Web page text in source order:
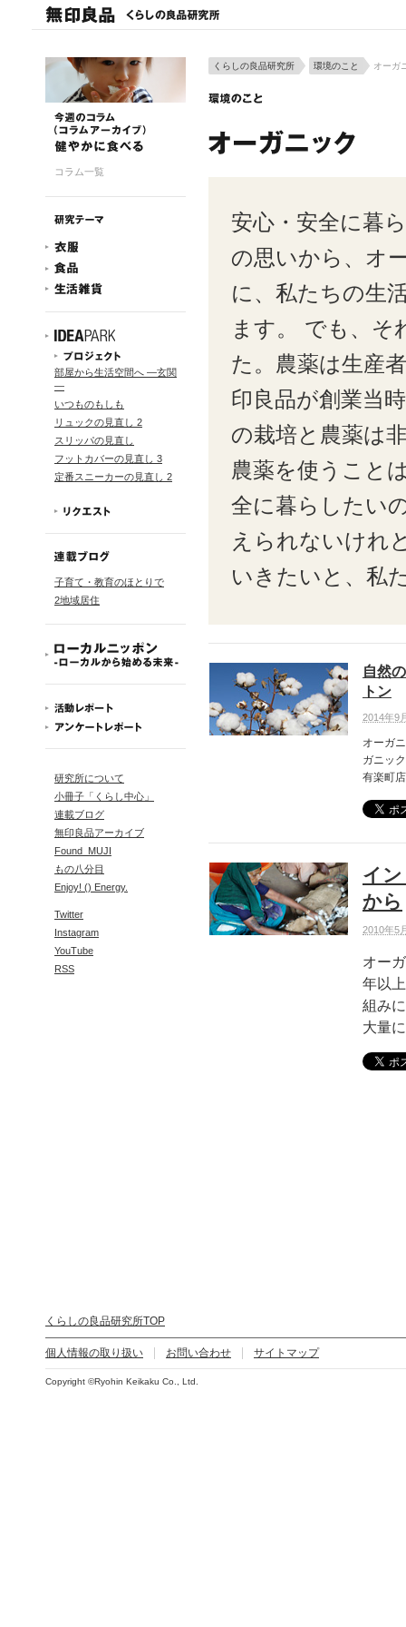
コラム一覧
部屋から生活空間へ ―玄関
―
いつものもしも
リュックの見直し 2
スリッパの見直し
フットカバーの見直し 3
定番スニーカーの見直し 2
子育て・教育のほとりで
2地域居住
研究所について
小冊子「くらし中心」
連載ブログ
無印良品アーカイブ
Found_MUJI
もの八分目
Enjoy! () Energy.
Twitter
Instagram
YouTube
RSS
くらしの良品研究所 環境のこと オーガ
安心・安全に暮
の思いから、オ
に、私たちの生
ます。 でも、そ
た。農薬は生産
印良品が創業当
の栽培と農薬は
農薬を使うこと
全に暮らしたい
えられないけれ
いきたいと、私
自然
トン
2014年9
オーガ
ガニッ
有楽町
イ
から
2010年5
オー
年以
組み
大量
くらしの良品研究所TOP
個人情報の取り扱い お問い合わせ サイトマップ
Copyright ©Ryohin Keikaku Co., Ltd.